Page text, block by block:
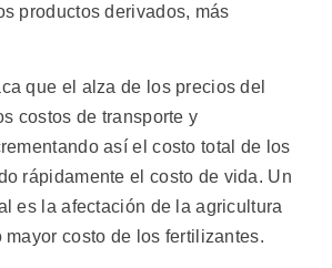
productos derivados, más
que el alza de los precios del
costos de transporte y
así el costo total de los
rápidamente el costo de vida. Un
es la afectación de la agricultura
mayor costo de los fertilizantes.